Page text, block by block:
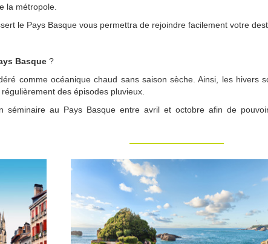
la métropole.
le Pays Basque vous permettra de rejoindre facilement votre
Basque?
comme océanique chaud sans saison sèche. Ainsi, les
des épisodes pluvieux.
séminaire au Pays Basque entre avril et octobre afin de